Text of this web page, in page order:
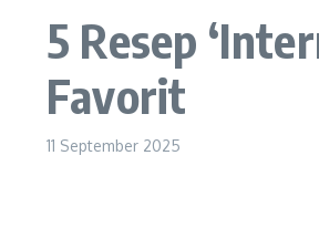
5 Resep
Favorit
11 September 2025